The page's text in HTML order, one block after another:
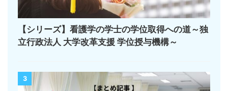
立行政法人 大学改革支援 学位授与機構～